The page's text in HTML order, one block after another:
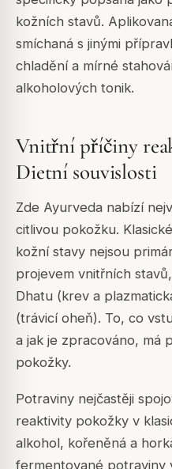
kožních stavů.
smíchaná s jinými
chladění a mírné
alkoholových tonik.
Vnitřní příčiny
Dietní souvislosti
Zde Ayurveda nabízí
citlivou pokožku.
kožní stavy nejsou
projevem vnitřních
Dhatu (krev a
(trávicí oheň). To, co
a jak je zpracováno, má
pokožky.
Potraviny nejčastěji
reaktivity pokožky v
alkohol, kořeněná a
fermentované potraviny